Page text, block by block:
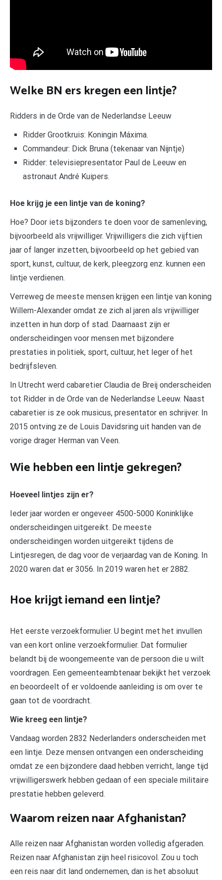
Welke BN ers kregen een lintje?
Ridders in de Orde van de Nederlandse Leeuw
Ridder Grootkruis: Koningin Máxima.
Commandeur: Dick Bruna (tekenaar van Nijntje)
Ridder: televisiepresentator Paul de Leeuw en
astronaut André Kuipers.
Hoe krijg je een lintje van de koning?
Hoe? Door iets bijzonders te doen voor de samenleving,
bijvoorbeeld als vrijwilliger. Vrijwilligers die zich vijftien
jaar of langer inzetten, bijvoorbeeld op het gebied van
sport, kunst, cultuur, de kerk, pleegzorg enz. kunnen een
lintje verdienen.
Verreweg de meeste mensen krijgen een lintje van koning
Willem-Alexander omdat ze zich al jaren als vrijwilliger
inzetten in hun dorp of stad. Daarnaast zijn er
onderscheidingen voor mensen met bijzondere
prestaties in politiek, sport, cultuur, het leger of het
bedrijfsleven.
In Utrecht werd cabaretier Claudia de Breij onderscheiden
tot Ridder in de Orde van de Nederlandse Leeuw. Naast
cabaretier is ze ook musicus, presentator en schrijver. In
2015 ontving ze de Louis Davidsring uit handen van de
vorige drager Herman van Veen.
Wie hebben een lintje gekregen?
Hoeveel lintjes zijn er?
Ieder jaar worden er ongeveer 4500-5000 Koninklijke
onderscheidingen uitgereikt. De meeste
onderscheidingen worden uitgereikt tijdens de
Lintjesregen, de dag voor de verjaardag van de Koning. In
2020 waren dat er 3056. In 2019 waren het er 2882.
Hoe krijgt iemand een lintje?
Het eerste verzoekformulier. U begint met het invullen
van een kort online verzoekformulier. Dat formulier
belandt bij de woongemeente van de persoon die u wilt
voordragen. Een gemeenteambtenaar bekijkt het verzoek
en beoordeelt of er voldoende aanleiding is om over te
gaan tot de voordracht.
Wie kreeg een lintje?
Vandaag worden 2832 Nederlanders onderscheiden met
een lintje. Deze mensen ontvangen een onderscheiding
omdat ze een bijzondere daad hebben verricht, lange tijd
vrijwilligerswerk hebben gedaan of een speciale militaire
prestatie hebben geleverd.
Waarom reizen naar Afghanistan?
Alle reizen naar Afghanistan worden volledig afgeraden.
Reizen naar Afghanistan zijn heel risicovol. Zou u toch
een reis naar dit land ondernemen, dan is het absoluut